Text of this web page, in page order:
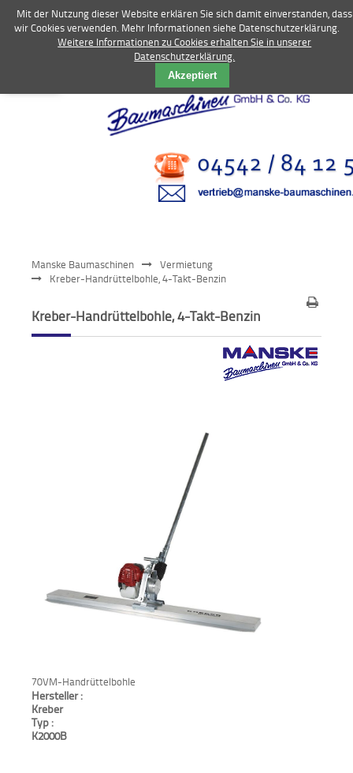
Bagger
Kommunaltechnik
Anbaugeräte
Kommunaltechnik
Sonderaktionen
Aktionen
Manske Baumaschinen
Vermietung
Kreber-Handrüttelbohle, 4-Takt-Benzin
Kreber-Handrüttelbohle, 4-Takt-Benzin
70VM-Handrüttelbohle
Hersteller :
Kreber
Typ :
K2000B
Mit der Nutzung dieser Website erklären Sie sich damit einverstanden, dass
wir Cookies verwenden. Mehr Informationen siehe Datenschutzerklärung.
Weitere Informationen zu Cookies erhalten Sie in unserer
Datenschutzerklärung.
Akzeptiert